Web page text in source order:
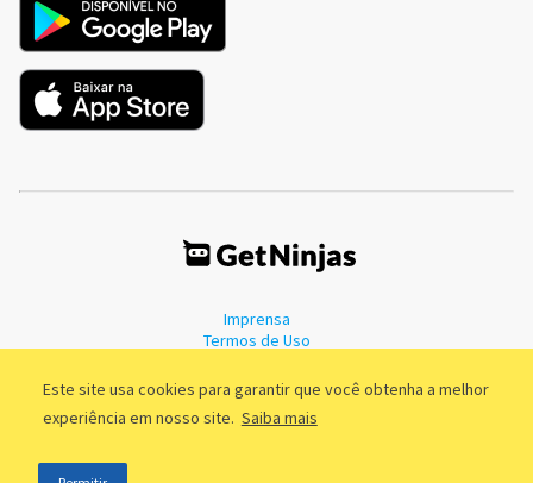
Este site usa cookies para garantir que você obtenha a melhor
experiência em nosso site. Saiba mais
Imprensa
Termos de Uso
©2011 - 2026, GetNinjas LTDA. CNPJ 55.744.877/0001-89 - Rua Dr.